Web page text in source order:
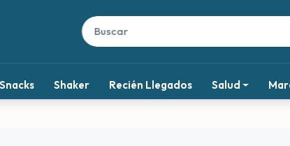
Snacks Shaker Recién Llegados Salud